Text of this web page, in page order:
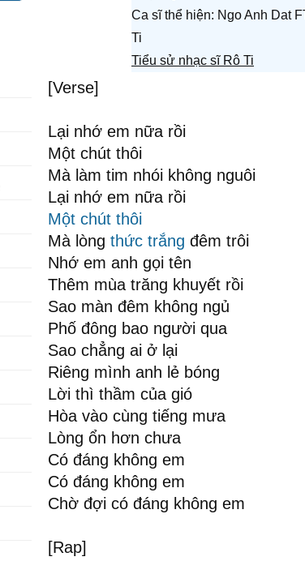
Ca sĩ thể hiện: Ngo Anh Dat
Ti
Tiểu sử nhạc sĩ Rô Ti
[Verse]
Lại nhớ em nữa rồi
Một chút thôi
Mà làm tim nhói không nguôi
Lại nhớ em nữa rồi
Một chút thôi
Mà lòng thức trắng đêm trôi
Nhớ em anh gọi tên
Thêm mùa trăng khuyết rồi
Sao màn đêm không ngủ
Phố đông bao người qua
Sao chẳng ai ở lại
Riêng mình anh lẻ bóng
Lời thì thầm của gió
Hòa vào cùng tiếng mưa
Lòng ổn hơn chưa
Có đáng không em
Có đáng không em
Chờ đợi có đáng không em
[Rap]